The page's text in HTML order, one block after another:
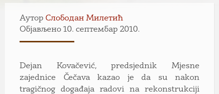
Аутор Слободан Милетић
Објављено 10. септембар 2010.
Dejan Kovačević, predsjednik Mjesne
zajednice Čečava kazao je da su nakon
tragičnog događaja radovi na rekonstrukciji